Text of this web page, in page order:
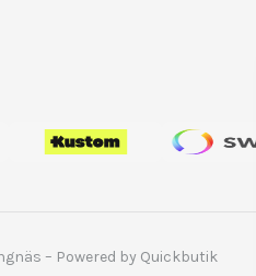
– Powered by Quickbutik